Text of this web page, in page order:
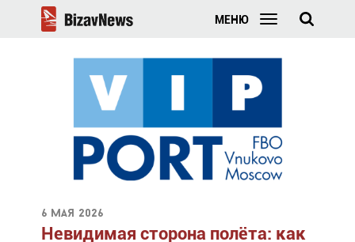
МЕНЮ
6 мая 2026
Невидимая сторона полёта: как